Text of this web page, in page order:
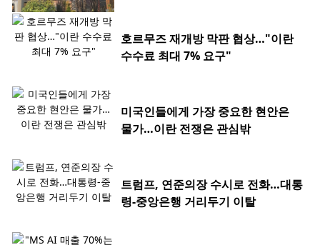
호르무즈 재개방 막판 협상…"이란
수수료 최대 7% 요구"
미국인들에게 가장 중요한 현안은
물가…이란 전쟁은 관심밖
트럼프, 연준의장 수시로 전화…대통
령-중앙은행 거리두기 이탈